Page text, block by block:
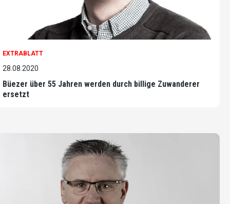
EXTRABLATT
28.08.2020
Büezer über 55 Jahren werden durch billige Zuwanderer
ersetzt